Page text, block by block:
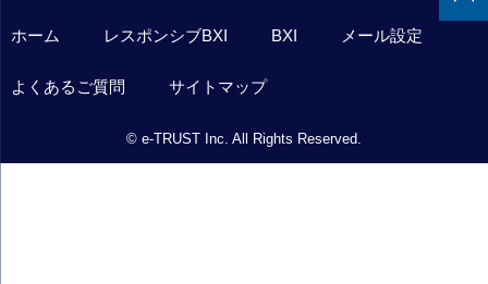
ホーム レスポンシブBXI BXI メール設定
よくあるご質問 サイトマップ
© e-TRUST Inc. All Rights Reserved.